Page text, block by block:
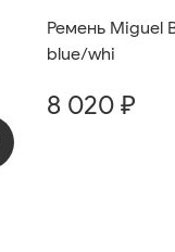
Ремень Miguel
blue/whi
8 020 ₽